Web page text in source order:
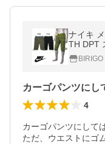
ナイキ
TH DPT ス
ンツ カ
BIRIGO
4
カーゴパンツにして
ただ、ウエストにゴ